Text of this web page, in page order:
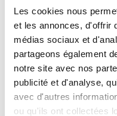
Les cookies nous
et les annonces, d'offrir
médias sociaux et
partageons également
notre site avec nos
publicité et d'analyse,
avec d'autres
ou qu'ils ont collectées
Mot de passe